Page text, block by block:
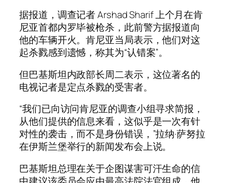
据报道，调查记者 Arshad Sharif 上个月在肯
尼亚首都内罗毕被枪杀，此前警方据报道向
他的车辆开火。肯尼亚当局表示，他们对这
起杀戮感到遗憾，称其为“认错案”。
但巴基斯坦内政部长周二表示，这位著名的
电视记者是定点杀戮的受害者。
“我们已向访问肯尼亚的调查小组寻求简报，
从他们提供的信息来看，这似乎是一次有针
对性的袭击，而不是身份错误，”拉纳·萨努拉
在伊斯兰堡举行的新闻发布会上说。
巴基斯坦总理在关于企图谋害可汗生命的信